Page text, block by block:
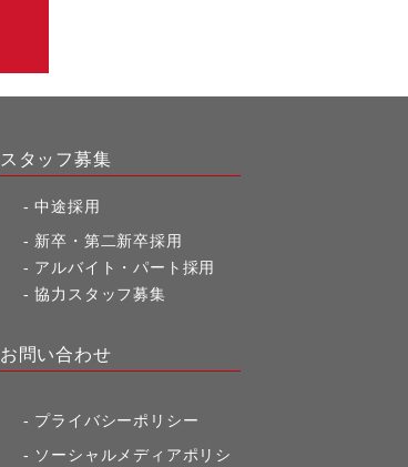
スタッフ募集
中途採用
新卒・第二新卒採用
アルバイト・パート採用
協力スタッフ募集
お問い合わせ
プライバシーポリシー
ソーシャルメディアポリシ